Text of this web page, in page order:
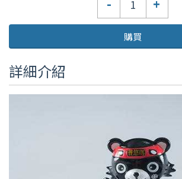
- +
購買
詳細介紹